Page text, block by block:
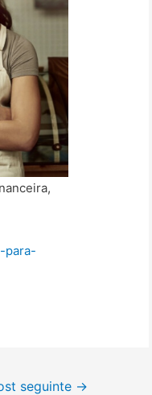
para-
seguinte →